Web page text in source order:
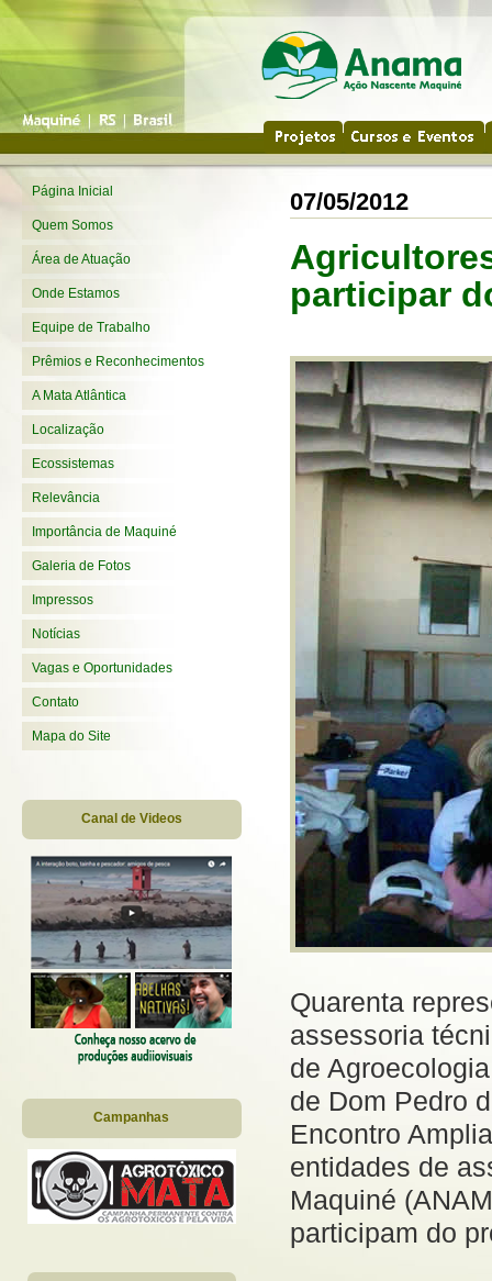
Página Inicial
Quem Somos
Área de Atuação
Onde Estamos
Equipe de Trabalho
Prêmios e Reconhecimentos
A Mata Atlântica
Localização
Ecossistemas
Relevância
Importância de Maquiné
Galeria de Fotos
Impressos
Notícias
Vagas e Oportunidades
Contato
Mapa do Site
Canal de Videos
Campanhas
07/05/2012
participar
Quarenta
assessoria
de
de Dom Pedro
Encontro
entidades de
Maquiné
participam do